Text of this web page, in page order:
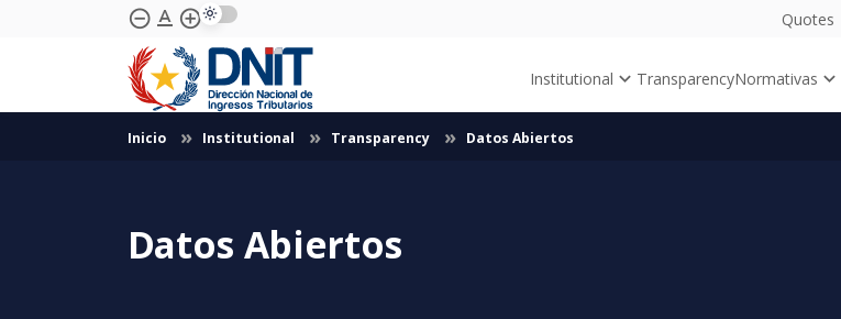
Skip to Main Content
remove_circle_outline text_format add_circle_outline Quotes
Institutional TransparencyNormativas
Inicio Institutional Transparency Datos Abiertos
Datos Abiertos